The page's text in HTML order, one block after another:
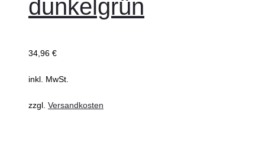
dunkelgrün
34,96 €
inkl. MwSt.
zzgl. Versandkosten